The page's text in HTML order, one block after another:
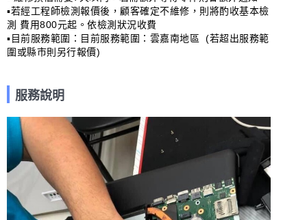
▪若經工程師檢測報價後，顧客確定不維修，則將酌收基本檢
測 費用800元起。依檢測狀況收費
▪目前服務範圍：目前服務範圍：雲嘉南地區  (若超出服務範
圍或縣市則另行報價)
服務說明